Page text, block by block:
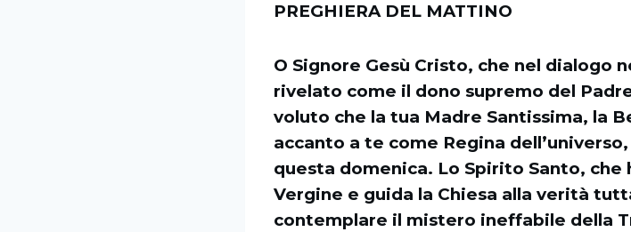
PREGHIERA DEL MATTINO
O Signore Gesù Cristo, che nel dialogo
rivelato come il dono supremo del
voluto che la tua Madre Santissima, la
accanto a te come Regina
questa domenica. Lo Spirito Santo,
Vergine e guida la Chiesa alla verità
contemplare il mistero ineffabile della